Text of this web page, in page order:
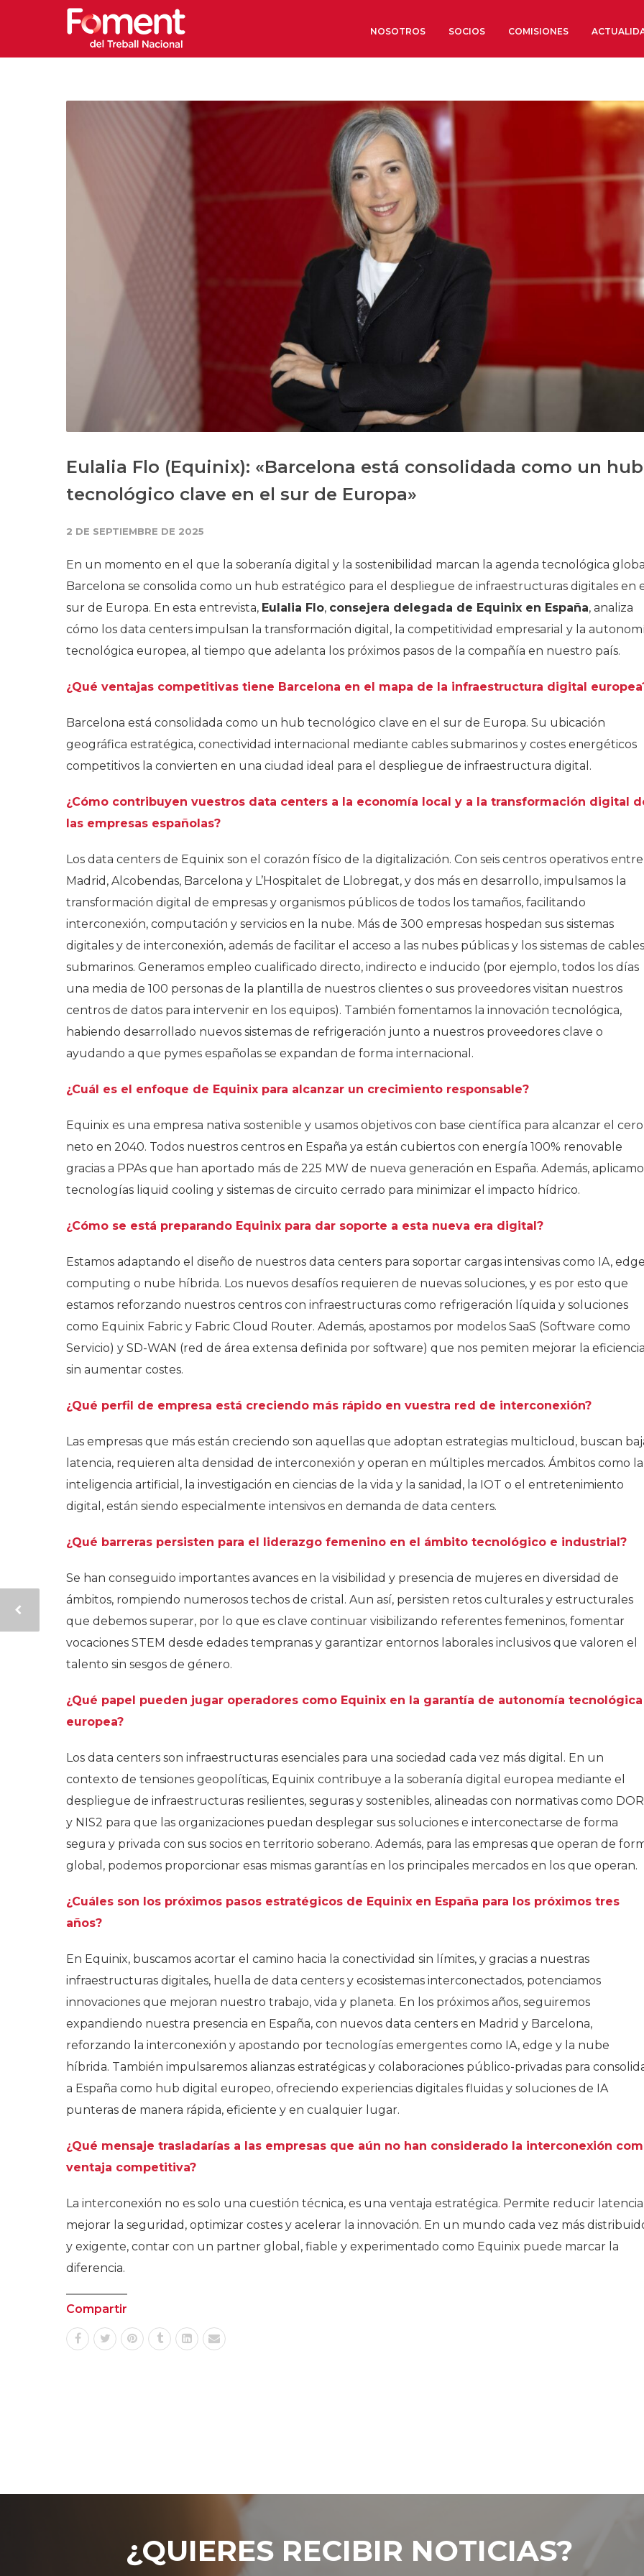
NOSOTROS
Órganos de Gobierno
Institut d’Estudis
Organizaciones sectoriales
Económicos y Sociales
Galería de Presidentes
SOCIOS COMISIONES
Eulalia Flo (Equinix): «Barcelona está consolidada como un hub
tecnológico clave en el sur de Europa»
2 DE SEPTIEMBRE DE 2025
En un momento en el que la soberanía digital y la sostenibilidad marcan la agenda tecnológica
Barcelona se consolida como un hub estratégico para el despliegue de infraestructuras digitales en
sur de Europa. En esta entrevista, Eulalia Flo, consejera delegada de Equinix en España, analiza
cómo los data centers impulsan la transformación digital, la competitividad empresarial y la
tecnológica europea, al tiempo que adelanta los próximos pasos de la compañía en nuestro país.
¿Qué ventajas competitivas tiene Barcelona en el mapa de la infraestructura digital
Barcelona está consolidada como un hub tecnológico clave en el sur de Europa. Su ubicación
geográfica estratégica, conectividad internacional mediante cables submarinos y costes energéticos
competitivos la convierten en una ciudad ideal para el despliegue de infraestructura digital.
¿Cómo contribuyen vuestros data centers a la economía local y a la transformación digital
las empresas españolas?
Los data centers de Equinix son el corazón físico de la digitalización. Con seis centros operativos entre
Madrid, Alcobendas, Barcelona y L’Hospitalet de Llobregat, y dos más en desarrollo, impulsamos la
transformación digital de empresas y organismos públicos de todos los tamaños, facilitando
interconexión, computación y servicios en la nube. Más de 300 empresas hospedan sus sistemas
digitales y de interconexión, además de facilitar el acceso a las nubes públicas y los sistemas de cables
submarinos. Generamos empleo cualificado directo, indirecto e inducido (por ejemplo, todos los días
una media de 100 personas de la plantilla de nuestros clientes o sus proveedores visitan nuestros
centros de datos para intervenir en los equipos). También fomentamos la innovación tecnológica,
habiendo desarrollado nuevos sistemas de refrigeración junto a nuestros proveedores clave o
ayudando a que pymes españolas se expandan de forma internacional.
¿Cuál es el enfoque de Equinix para alcanzar un crecimiento responsable?
Equinix es una empresa nativa sostenible y usamos objetivos con base científica para alcanzar el cero
neto en 2040. Todos nuestros centros en España ya están cubiertos con energía 100% renovable
gracias a PPAs que han aportado más de 225 MW de nueva generación en España. Además,
tecnologías liquid cooling y sistemas de circuito cerrado para minimizar el impacto hídrico.
¿Cómo se está preparando Equinix para dar soporte a esta nueva era digital?
Estamos adaptando el diseño de nuestros data centers para soportar cargas intensivas como IA, edge
computing o nube híbrida. Los nuevos desafíos requieren de nuevas soluciones, y es por esto que
estamos reforzando nuestros centros con infraestructuras como refrigeración líquida y soluciones
como Equinix Fabric y Fabric Cloud Router. Además, apostamos por modelos SaaS (Software como
Servicio) y SD-WAN (red de área extensa definida por software) que nos pemiten mejorar la eficiencia
sin aumentar costes.
¿Qué perfil de empresa está creciendo más rápido en vuestra red de interconexión?
Las empresas que más están creciendo son aquellas que adoptan estrategias multicloud, buscan
latencia, requieren alta densidad de interconexión y operan en múltiples mercados. Ámbitos como la
inteligencia artificial, la investigación en ciencias de la vida y la sanidad, la IOT o el entretenimiento
digital, están siendo especialmente intensivos en demanda de data centers.
¿Qué barreras persisten para el liderazgo femenino en el ámbito tecnológico e industrial?
Se han conseguido importantes avances en la visibilidad y presencia de mujeres en diversidad de
ámbitos, rompiendo numerosos techos de cristal. Aun así, persisten retos culturales y estructurales
que debemos superar, por lo que es clave continuar visibilizando referentes femeninos, fomentar
vocaciones STEM desde edades tempranas y garantizar entornos laborales inclusivos que valoren el
talento sin sesgos de género.
¿Qué papel pueden jugar operadores como Equinix en la garantía de autonomía tecnológica
europea?
Los data centers son infraestructuras esenciales para una sociedad cada vez más digital. En un
contexto de tensiones geopolíticas, Equinix contribuye a la soberanía digital europea mediante el
despliegue de infraestructuras resilientes, seguras y sostenibles, alineadas con normativas como
y NIS2 para que las organizaciones puedan desplegar sus soluciones e interconectarse de forma
segura y privada con sus socios en territorio soberano. Además, para las empresas que operan de
global, podemos proporcionar esas mismas garantías en los principales mercados en los que operan.
¿Cuáles son los próximos pasos estratégicos de Equinix en España para los próximos tres
años?
En Equinix, buscamos acortar el camino hacia la conectividad sin límites, y gracias a nuestras
infraestructuras digitales, huella de data centers y ecosistemas interconectados, potenciamos
innovaciones que mejoran nuestro trabajo, vida y planeta. En los próximos años, seguiremos
expandiendo nuestra presencia en España, con nuevos data centers en Madrid y Barcelona,
reforzando la interconexión y apostando por tecnologías emergentes como IA, edge y la nube
híbrida. También impulsaremos alianzas estratégicas y colaboraciones público-privadas para
a España como hub digital europeo, ofreciendo experiencias digitales fluidas y soluciones de IA
punteras de manera rápida, eficiente y en cualquier lugar.
¿Qué mensaje trasladarías a las empresas que aún no han considerado la interconexión
ventaja competitiva?
La interconexión no es solo una cuestión técnica, es una ventaja estratégica. Permite reducir
mejorar la seguridad, optimizar costes y acelerar la innovación. En un mundo cada vez más
y exigente, contar con un partner global, fiable y experimentado como Equinix puede marcar la
diferencia.
Compartir
¿QUIERES RECIBIR NOTICIAS?